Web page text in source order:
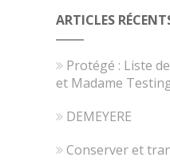
ARTICLES
Protégé : Liste
et Madame
DEMEYERE
Conserver et